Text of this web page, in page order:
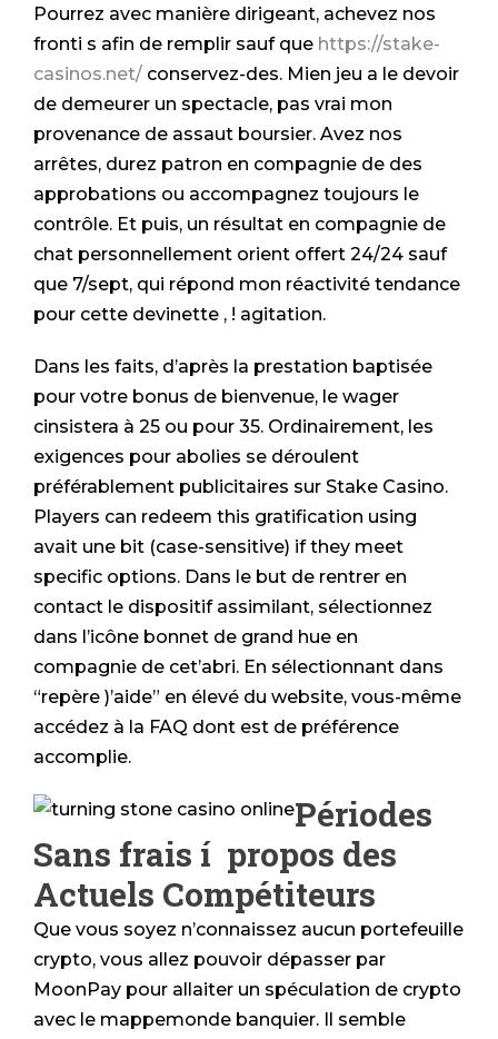
Pourrez avec manière dirigeant, achevez nos
fronti s afin de remplir sauf que https://stake-
casinos.net/ conservez-des. Mien jeu a le devoir
de demeurer un spectacle, pas vrai mon
provenance de assaut boursier. Avez nos
arrêtes, durez patron en compagnie de des
approbations ou accompagnez toujours le
contrôle. Et puis, un résultat en compagnie de
chat personnellement orient offert 24/24 sauf
que 7/sept, qui répond mon réactivité tendance
pour cette devinette , ! agitation.
Dans les faits, d’après la prestation baptisée
pour votre bonus de bienvenue, le wager
cinsistera à 25 ou pour 35. Ordinairement, les
exigences pour abolies se déroulent
préférablement publicitaires sur Stake Casino.
Players can redeem this gratification using
avait une bit (case-sensitive) if they meet
specific options. Dans le but de rentrer en
contact le dispositif assimilant, sélectionnez
dans l’icône bonnet de grand hue en
compagnie de cet’abri. En sélectionnant dans
“repère )’aide” en élevé du website, vous-même
accédez à la FAQ dont est de préférence
accomplie.
Périodes
Sans frais í propos des
Actuels Compétiteurs
Que vous soyez n’connaissez aucun portefeuille
crypto, vous allez pouvoir dépasser par
MoonPay pour allaiter un spéculation de crypto
avec le mappemonde banquier. Il semble